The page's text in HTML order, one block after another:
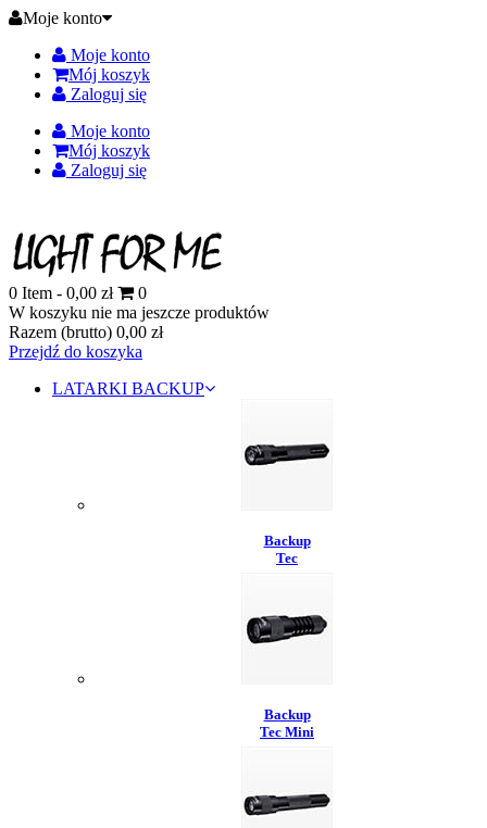
Moje konto
Moje konto
Mój koszyk
Zaloguj się
Moje konto
Mój koszyk
Zaloguj się
0 Item - 0,00 zł
0
W koszyku nie ma jeszcze produktów
Razem (brutto) 0,00 zł
Przejdź do koszyka
LATARKI BACKUP
Backup
Tec
Backup
Tec Mini